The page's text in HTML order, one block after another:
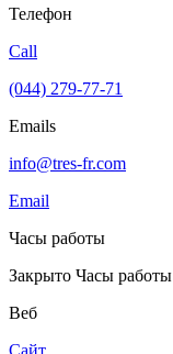
Телефон
Call
(044) 279-77-71
Emails
info@tres-fr.com
Email
Часы работы
Закрыто Часы работы
Веб
Сайт